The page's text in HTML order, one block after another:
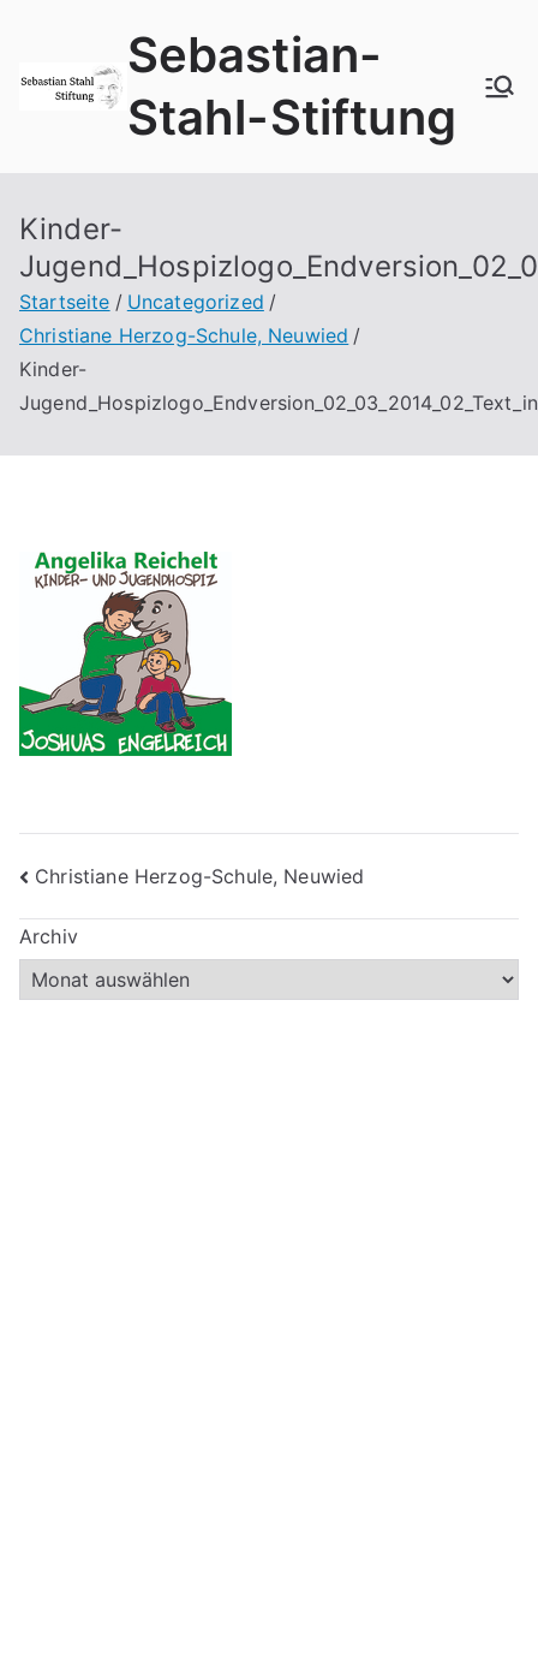
springen
Sebastian-
Stahl-Stiftung
Kinder-
Startseite
Uncategorized
Christiane Herzog-Schule, Neuwied
Kinder-
Beitragsnavigation
Christiane Herzog-Schule, Neuwied
Archiv